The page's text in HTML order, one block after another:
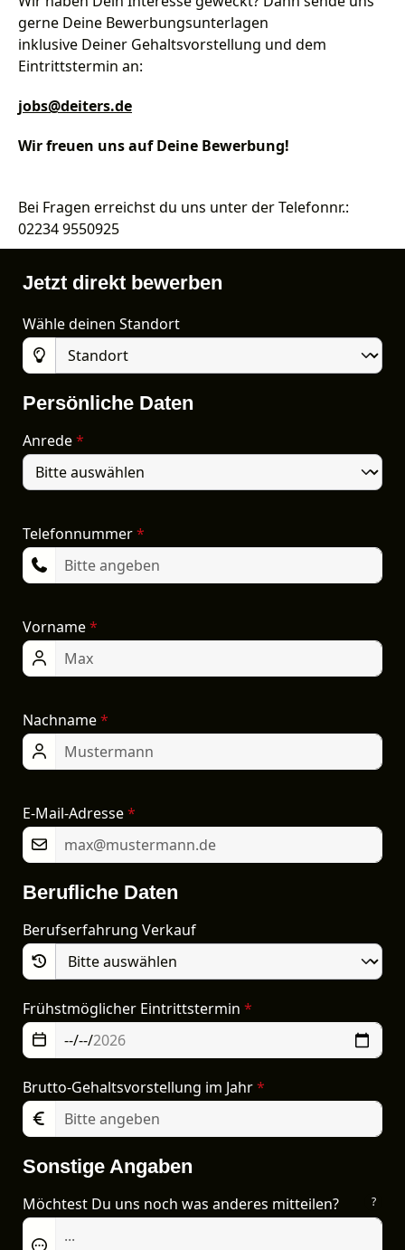
gerne Deine Bewerbungsunterlagen
inklusive Deiner Gehaltsvorstellung und dem
Eintrittstermin an:
jobs@deiters.de
Wir freuen uns auf Deine Bewerbung!
Bei Fragen erreichst du uns unter der Telefonnr.:
02234 9550925
Jetzt direkt bewerben
Wähle deinen Standort
Persönliche Daten
Anrede*
Telefonnummer*
Vorname*
Nachname*
E-Mail-Adresse*
Berufliche Daten
Berufserfahrung Verkauf
Frühstmöglicher Eintrittstermin *
Brutto-Gehaltsvorstellung im Jahr*
Sonstige Angaben
Möchtest Du uns noch was anderes mitteilen? ?